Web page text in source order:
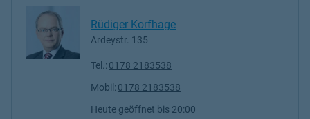
Rüdiger Korfhage
Ardeystr. 135
Tel.: 0178 2183538
Mobil: 0178 2183538
Heute geöffnet bis 20:00